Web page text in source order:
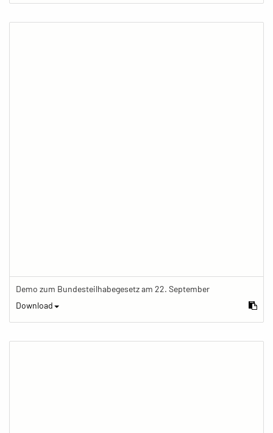
Demo zum Bundesteilhabegesetz am 22. September
Download